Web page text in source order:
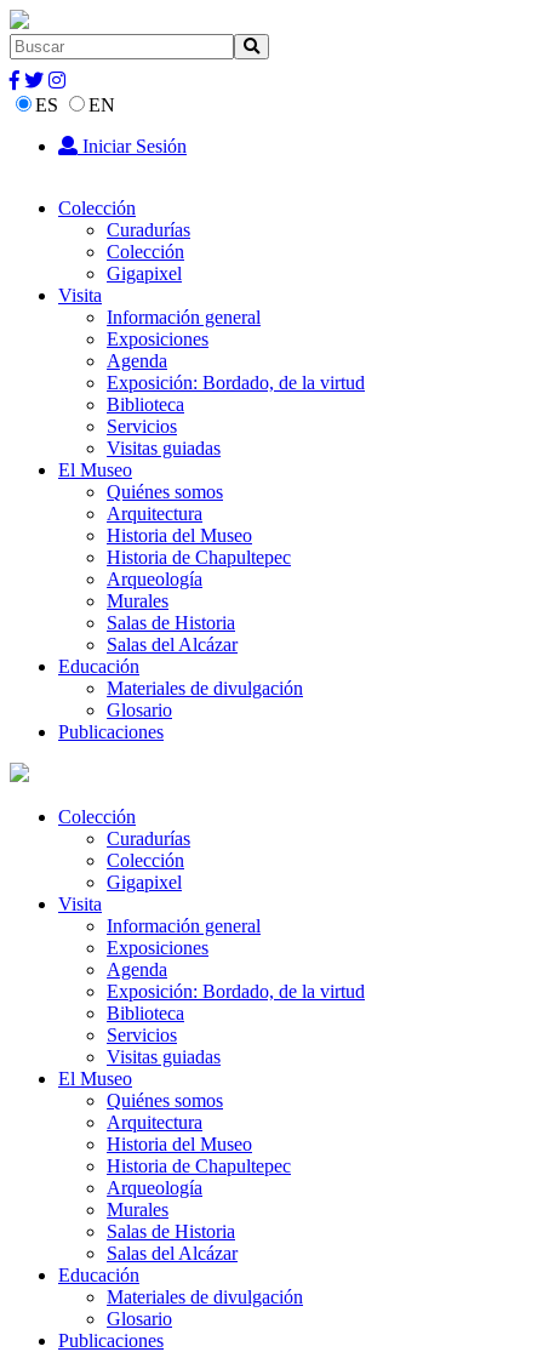
ES
EN
Iniciar Sesión
Colección
Curadurías
Colección
Gigapixel
Visita
Información general
Exposiciones
Agenda
Exposición: Bordado, de la virtud
Biblioteca
Servicios
Visitas guiadas
El Museo
Quiénes somos
Arquitectura
Historia del Museo
Historia de Chapultepec
Arqueología
Murales
Salas de Historia
Salas del Alcázar
Educación
Materiales de divulgación
Glosario
Publicaciones
Colección
Curadurías
Colección
Gigapixel
Visita
Información general
Exposiciones
Agenda
Exposición: Bordado, de la virtud
Biblioteca
Servicios
Visitas guiadas
El Museo
Quiénes somos
Arquitectura
Historia del Museo
Historia de Chapultepec
Arqueología
Murales
Salas de Historia
Salas del Alcázar
Educación
Materiales de divulgación
Glosario
Publicaciones